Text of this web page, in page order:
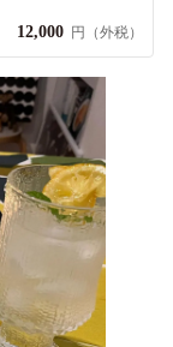
12,000 円（外税）